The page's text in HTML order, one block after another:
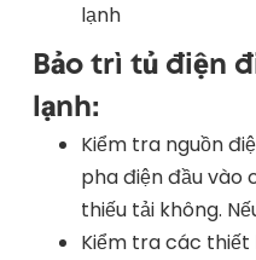
lạnh
Bảo trì tủ điện
lạnh:
Kiểm tra nguồn
pha điện đầu vào
thiếu tải không.
Kiểm tra các thiết